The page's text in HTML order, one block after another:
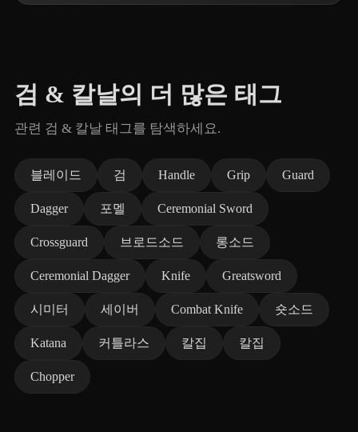
검 & 칼날의 더 많은 태그
관련 검 & 칼날 태그를 탐색하세요.
블레이드 검 Handle Grip Guard
Dagger 포멜 Ceremonial Sword
Crossguard 브로드소드 롱소드
Ceremonial Dagger Knife Greatsword
시미터 세이버 Combat Knife 숏소드
Katana 커틀라스 칼집 칼집
Chopper